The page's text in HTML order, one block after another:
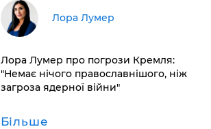
​Лора Лумер
Лора Лумер про погрози Кремля:
"Немає нічого православнішого, ніж
загроза ядерної війни"
Більше